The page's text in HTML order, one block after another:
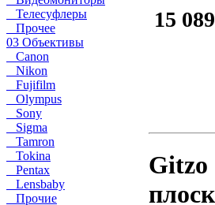
Телесуфлеры
Прочее
03 Объективы
Canon
Nikon
Fujifilm
Olympus
Sony
Sigma
Tamron
Tokina
Pentax
Lensbaby
Прочие
15
Gitzo